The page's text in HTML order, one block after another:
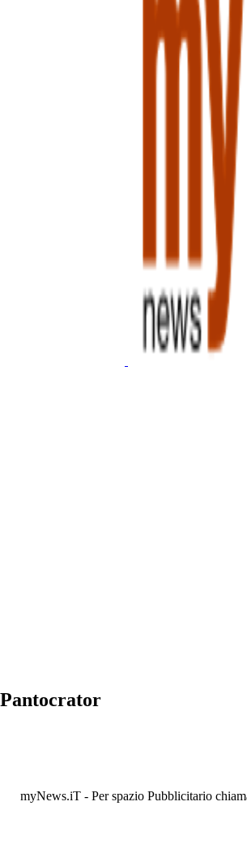
myNews.iT - Per spazio Pubblicitario